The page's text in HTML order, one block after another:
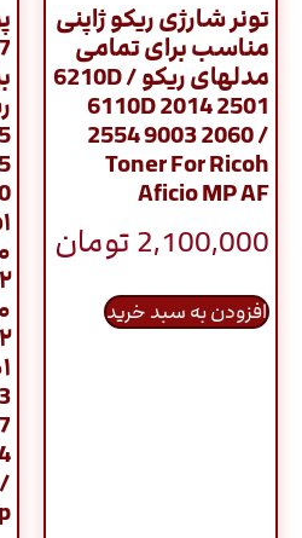
تونر شارژی ریکو ژاپنی
مناسب برای تمامی
مدلهای ریکو / 6210D
6110D 2014 2501
2554 9003 2060 /
Toner For Ricoh
Aficio MP AF
2,100,000تومان
افزودن به سبد خرید